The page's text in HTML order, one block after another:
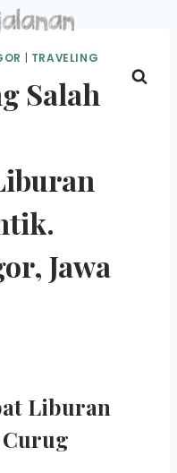
TRAVELING
Salah
Jawa
Liburan
Curug